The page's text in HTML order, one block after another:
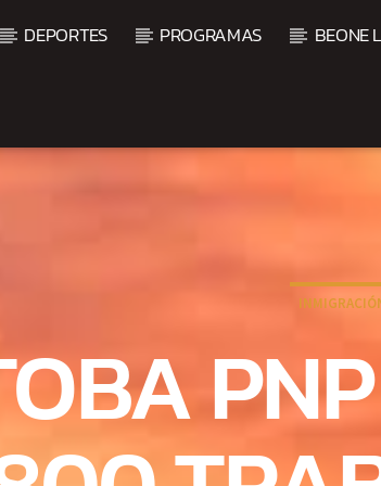
DEPORTES PROGRAMAS BEONE